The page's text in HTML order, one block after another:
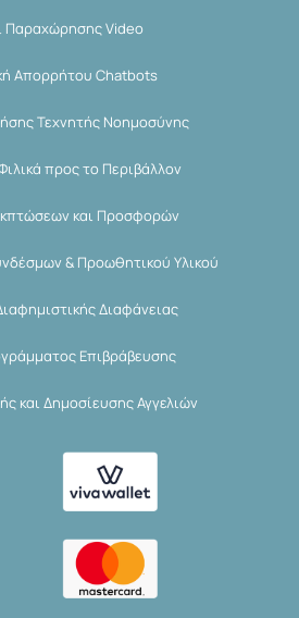
Παραχώρησης Video
Απορρήτου Chatbots
Τεχνητής Νοημοσύνης
προς το Περιβάλλον
και Προσφορών
& Προωθητικού Υλικού
Διαφάνειας
Επιβράβευσης
και Δημοσίευσης Αγγελιών